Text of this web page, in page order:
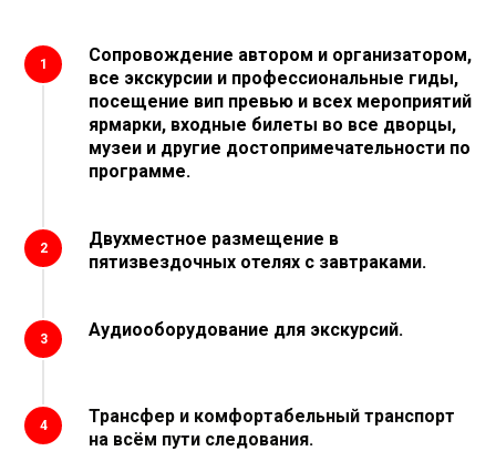
1
Сопровождение автором и организатором,
все экскурсии и профессиональные гиды,
посещение вип превью и всех мероприятий
ярмарки, входные билеты во все дворцы,
музеи и другие достопримечательности по
программе.
2
Двухместное размещение в
пятизвездочных отелях с завтраками.
3 Аудиооборудование для экскурсий.
4
Трансфер и комфортабельный транспорт
на всём пути следования.